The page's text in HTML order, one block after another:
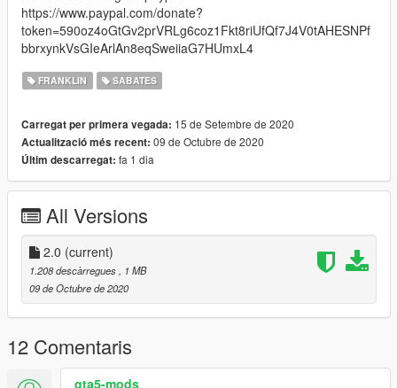
https://www.paypal.com/donate?
token=590oz4oGtGv2prVRLg6coz1Fkt8riUfQf7J4V0tAHESNPf
bbrxynkVsGIeArlAn8eqSweiiaG7HUmxL4
FRANKLIN SABATES
Carregat per primera vegada: 15 de Setembre de 2020
Actualització més recent: 09 de Octubre de 2020
Últim descarregat: fa 1 dia
All Versions
2.0 (current)
1.208 descàrregues
, 1 MB
09 de Octubre de 2020
12 Comentaris
gta5-mods